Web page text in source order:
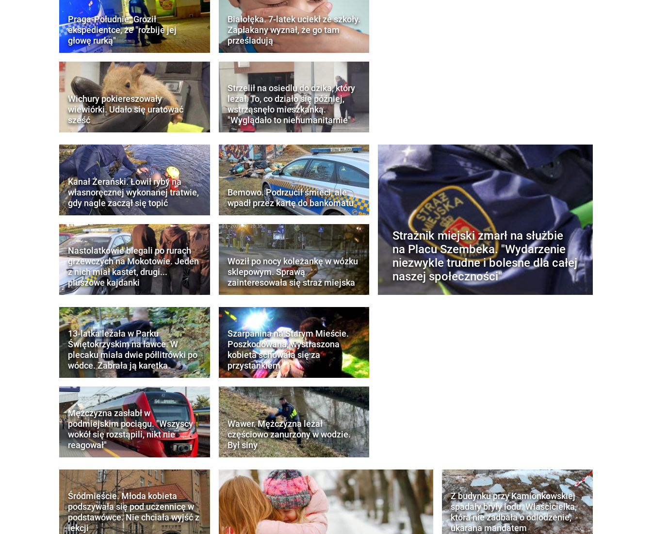
Praga-Południe. Groził
ekspedientce, że "rozbije jej
głowę rurką"
Wichury pokiereszowały
wiewiórki. Udało się uratować
sześć
Białołęka. 7-latek uciekł ze szkoły.
Zapłakany wyznał, że go tam
prześladują
Strzelił na osiedlu do dzika, który
leżał. To, co działo się później,
wstrząsnęło mieszkanką.
"Wyglądało to niehumanitarnie"
Kanał Żerański. Łowił ryby na
własnoręcznej wykonanej tratwie,
gdy nagle zaczął się topić
Nastolatkowie biegali po rurach
grzewczych na Mokotowie. Jeden
z nich miał kastet, drugi...
pluszowe kajdanki
Bemowo. Podrzucił śmieci, ale
wpadł przez kartę do bankomatu
Woził po nocy koleżankę w wózku
sklepowym. Sprawą
zainteresowała się straż miejska
Strażnik miejski zmarł na służbie
na Placu Szembeka. "Wydarzenie
niezwykle trudne i bolesne dla całej
naszej społeczności"
13-latka leżała w Parku
Świętokrzyskim na ławce. W
plecaku miała dwie półlitrówki po
wódce. Zabrała ją karetka
Mężczyzna zasłabł w
podmiejskim pociągu. "Wszyscy
wokół się rozstąpili, nikt nie
reagował"
Szarpanina na Starym Mieście.
Poszkodowana, wystraszona
kobieta schowała się za
przystankiem
Wawer. Mężczyzna leżał
częściowo zanurzony w wodzie.
Był siny
Śródmieście. Młoda kobieta
podszywała się pod uczennicę w
podstawówce. Nie chciała wyjść z
lekcji
Z budynku przy Kamionkowskiej
spadały bryły lodu. Właścicielka,
która nie zadbała o odlodzenie,
ukarana mandatem